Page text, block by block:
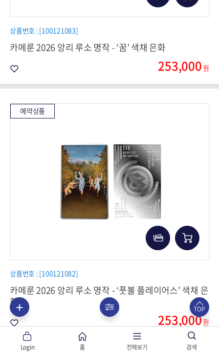
상품번호 : [100121083]
카메룬 2026 앙리 루소 명작 - ‘꿈’ 색채 은화
253,000원
예약상품
상품번호 : [100121082]
카메룬 2026 앙리 루소 명작 - ‘풋볼 플레이어스’ 색채 은
화
253,000원
TOP
Login 홈 전체보기 검색